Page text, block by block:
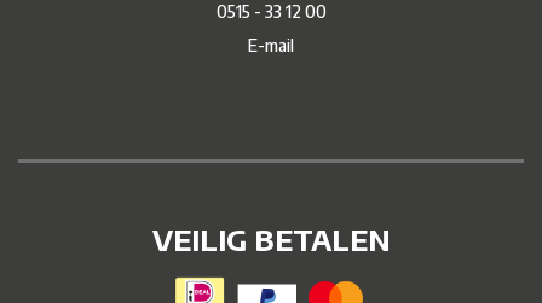
0515 - 33 12 00
E-mail
VEILIG BETALEN